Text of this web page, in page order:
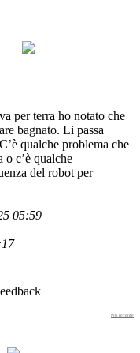
per terra ho notato che
bagnato. Li passa
qualche problema che
o c’è qualche
del robot per
05:59
Più recente